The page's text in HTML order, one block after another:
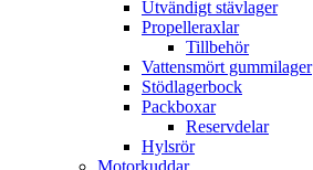
Utvändigt stävlager
Propelleraxlar
Tillbehör
Vattensmört gummilager
Stödlagerbock
Packboxar
Reservdelar
Hylsrör
Motorkuddar